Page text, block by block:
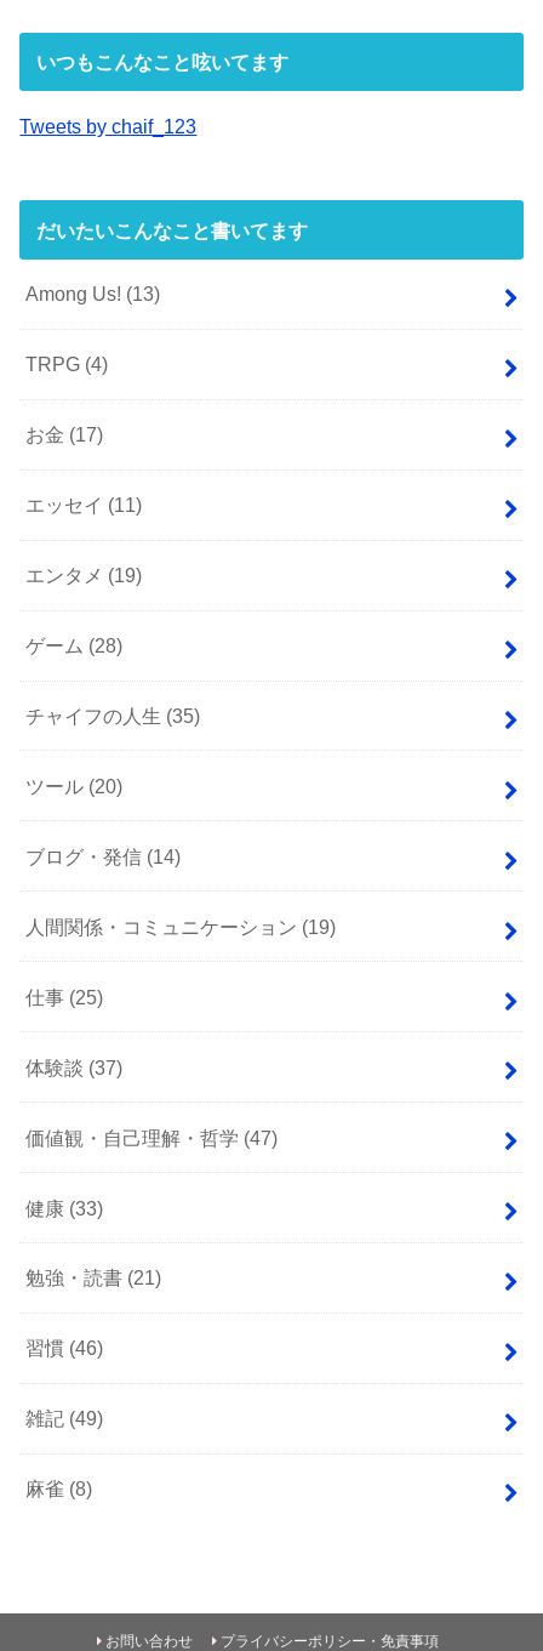
いつもこんなこと呟いてます
Tweets by chaif_123
だいたいこんなこと書いてます
Among Us! (13)
TRPG (4)
お金 (17)
エッセイ (11)
エンタメ (19)
ゲーム (28)
チャイフの人生 (35)
ツール (20)
ブログ・発信 (14)
人間関係・コミュニケーション (19)
仕事 (25)
体験談 (37)
価値観・自己理解・哲学 (47)
健康 (33)
勉強・読書 (21)
習慣 (46)
雑記 (49)
麻雀 (8)
お問い合わせ プライバシーポリシー・免責事項